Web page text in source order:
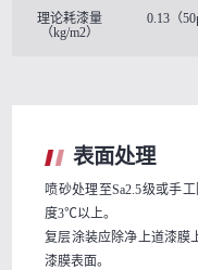
理论耗漆量
（kg/m2）
0.13（
表面处理
喷砂处理至Sa2.5级或手
度3℃以上。
复层涂装应除净上道漆膜
漆膜表面。